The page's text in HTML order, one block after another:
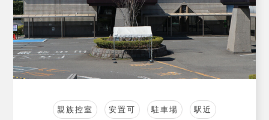
親族控室 安置可 駐車場 駅近